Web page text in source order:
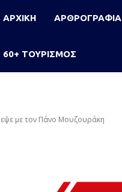
ΑΡΧΙΚΗ ΑΡΘΡΟΓΡΑΦΙΑ
60+ ΤΟΥΡΙΣΜΟΣ
με τον Πάνο Μουζουράκη